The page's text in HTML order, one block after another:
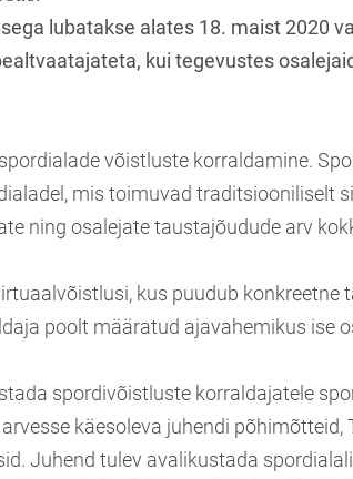
lubatakse alates 18. maist 2020
kui tegevustes
võistluste korraldamine.
mis toimuvad traditsiooniliselt
ning osalejate taustajõudude arv
kus puudub konkreetne
poolt määratud ajavahemikus ise
spordivõistluste korraldajatele
käesoleva juhendi põhimõtteid,
Juhend tulev avalikustada